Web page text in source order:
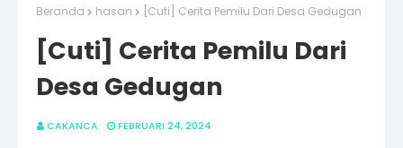
Beranda hasan [Cuti] Cerita Pemilu Dari Desa Gedugan
[Cuti] Cerita Pemilu Dari
Desa Gedugan
CAKANCA FEBRUARI 24, 2024